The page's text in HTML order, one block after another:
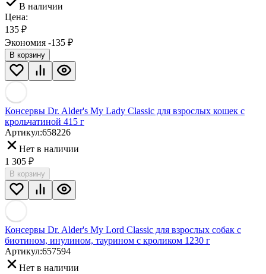
В наличии
Цена:
135 ₽
Экономия -135 ₽
В корзину
Консервы Dr. Alder's My Lady Classic для взрослых кошек с
крольчатиной 415 г
Артикул:658226
Нет в наличии
1 305 ₽
В корзину
Консервы Dr. Alder's My Lord Classic для взрослых собак с
биотином, инулином, таурином c кроликом 1230 г
Артикул:657594
Нет в наличии